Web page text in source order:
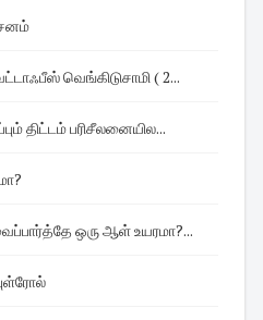
வெங்கிடுசாமி ( 2...
திட்டம் பரிசீலனையில...
ஒரு ஆள் உயரமா?...